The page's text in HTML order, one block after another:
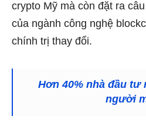
crypto Mỹ mà còn đặt ra
của ngành công nghệ
chính trị thay đổi.
Hơn 40% nhà đầu tư
người